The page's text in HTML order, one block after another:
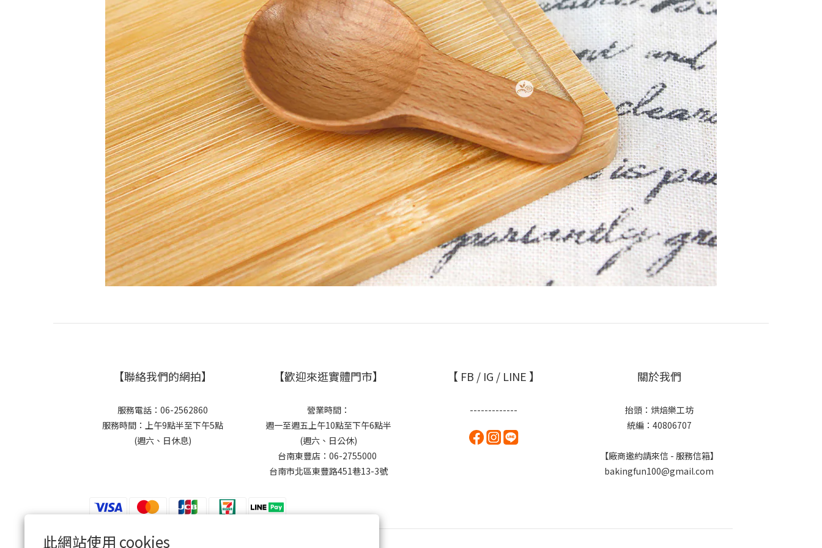
此網站使用 cookies
【聯絡我們的網拍】
服務電話：06-2562860
服務時間：上午9點半至下午5點
(週六、日休息)
【歡迎來逛實體門市】
營業時間：
週一至週五上午10點至下午6點半
(週六、日公休)
台南東豐店：06-2755000
台南市北區東豐路451巷13-3號
【 FB / IG / LINE 】
-------------
關於我們
抬頭：烘焙樂工坊
統編：40806707
【廠商邀約請來信 - 服務信箱】
bakingfun100@gmail.com